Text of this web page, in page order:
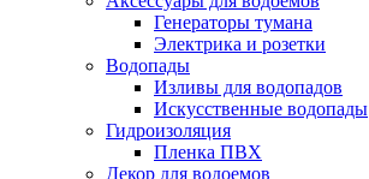
Генераторы тумана
Электрика и розетки
Водопады
Изливы для водопадов
Искусственные водопады
Гидроизоляция
Пленка ПВХ
Декор для водоемов